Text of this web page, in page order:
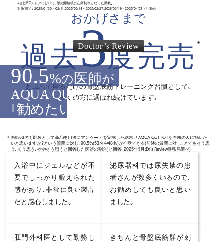
おかげさまで
過去3度完売 ※
お風呂で座るだけの骨盤底筋トレーニング習慣として､
多くの方に選ばれ続けています｡
※当社ECストアにおいて､販売開始後に在庫切れとなった回数｡
対象期間：2025/01/30～02/11,2025/02/14～2025/02/27,2026/03/19～2025/04/03（計3回）
Doctor’s Review
90.5%の 医師が
AQUA QUTTOを
｢勧めたい
＊医師53名を対象として商品使用後にアンケートを実施した結果､｢AQUA QUTTO｣を周囲の人に勧めた
いと思いますか?という質問に対し､90.5%(53名中48名)が推奨できる(前述の質問に対し､とてもそう思
う､そう思う､ややそう思うと回答した医師の割合)と回答｡2025年5月:Dr’s Review事務局調べ)
入浴中にジェルなどが不
要で しっかり鍛えられた
感があり､ 非常に良い製品
だと感心しました｡
泌尿器科では尿失禁の患
者さんが数多くいるので､
お勧めしても良いと 思い
ました｡
肛門外科医として勤務し
きちんと骨盤底筋群が刺